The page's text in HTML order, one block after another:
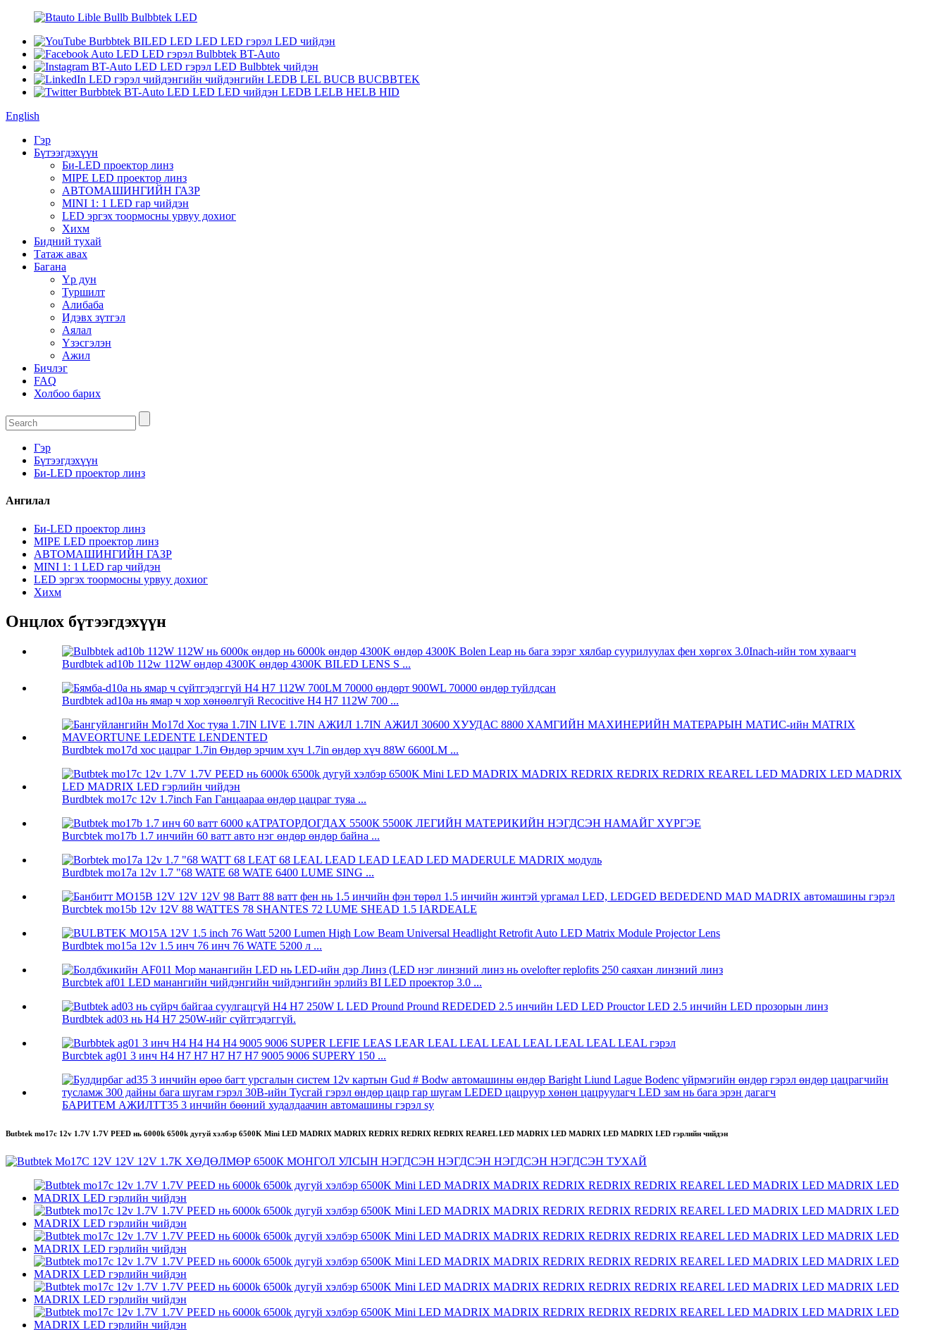
English
Гэр
Бүтээгдэхүүн
Би-LED проектор линз
MIPE LED проектор линз
АВТОМАШИНГИЙН ГАЗР
MINI 1: 1 LED гар чийдэн
LED эргэх тоормосны урвуу дохиог
Хихм
Бидний тухай
Татаж авах
Багана
Үр дун
Туршилт
Алибаба
Идэвх зүтгэл
Аялал
Үзэсгэлэн
Ажил
Бичлэг
FAQ
Холбоо барих
Гэр
Бүтээгдэхүүн
Би-LED проектор линз
Ангилал
Би-LED проектор линз
MIPE LED проектор линз
АВТОМАШИНГИЙН ГАЗР
MINI 1: 1 LED гар чийдэн
LED эргэх тоормосны урвуу дохиог
Хихм
Онцлох бүтээгдэхүүн
Burdbtek ad10b 112w 112W өндөр 4300K ​​өндөр 4300K ​​BILED LENS S ...
Burdbtek ad10a нь ямар ч хор хөнөөлгүй Recocitive H4 H7 112W 700 ...
Burdbtek mo17d хос цацраг 1.7in Өндөр эрчим хүч 1.7in өндөр хүч 88W 6600LM ...
Burdbtek mo17c 12v 1.7inch Fan Ганцаараа өндөр цацраг туяа ...
Burcbtek mo17b 1.7 инчийн 60 ватт авто нэг өндөр өндөр байна ...
Burdbtek mo17a 12v 1.7 "68 WATE 68 WATE 6400 LUME SING ...
Burcbtek mo15b 12v 12V 88 WATTES 78 SHANTES 72 LUME SHEAD 1.5 IARDEALE
Burdbtek mo15a 12v 1.5 инч 76 инч 76 WATE 5200 л ...
Burcbtek af01 LED манангийн чийдэнгийн чийдэнгийн эрлийз BI LED проектор 3.0 ...
Burdbtek ad03 нь H4 H7 250W-ийг сүйтгэдэггүй.
Burcbtek ag01 3 инч H4 H7 H7 H7 H7 H7 9005 9006 SUPERY 150 ...
БАРИТЕМ АЖИЛТТ35 3 инчийн бөөний худалдаачин автомашины гэрэл sy
Butbtek mo17c 12v 1.7V 1.7V PEED нь 6000k 6500k дугуй хэлбэр 6500K Mini LED MADRIX MADRIX REDRIX REDRIX REDRIX REAREL LED MADRIX LED MADRIX LED MADRIX LED гэрлийн чийдэн